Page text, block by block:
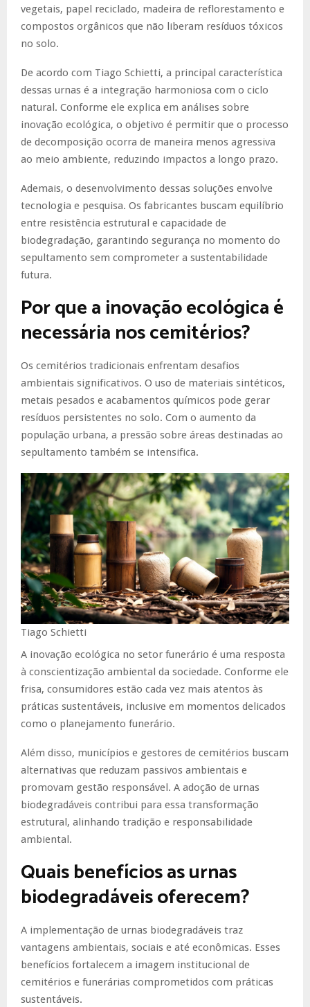
vegetais, papel reciclado, madeira de reflorestamento e
compostos orgânicos que não liberam resíduos tóxicos
no solo.
De acordo com Tiago Schietti, a principal característica
dessas urnas é a integração harmoniosa com o ciclo
natural. Conforme ele explica em análises sobre
inovação ecológica, o objetivo é permitir que o processo
de decomposição ocorra de maneira menos agressiva
ao meio ambiente, reduzindo impactos a longo prazo.
Ademais, o desenvolvimento dessas soluções envolve
tecnologia e pesquisa. Os fabricantes buscam equilíbrio
entre resistência estrutural e capacidade de
biodegradação, garantindo segurança no momento do
sepultamento sem comprometer a sustentabilidade
futura.
Por que a inovação ecológica é
necessária nos cemitérios?
Os cemitérios tradicionais enfrentam desafios
ambientais significativos. O uso de materiais sintéticos,
metais pesados e acabamentos químicos pode gerar
resíduos persistentes no solo. Com o aumento da
população urbana, a pressão sobre áreas destinadas ao
sepultamento também se intensifica.
Tiago Schietti
A inovação ecológica no setor funerário é uma resposta
à conscientização ambiental da sociedade. Conforme ele
frisa, consumidores estão cada vez mais atentos às
práticas sustentáveis, inclusive em momentos delicados
como o planejamento funerário.
Além disso, municípios e gestores de cemitérios buscam
alternativas que reduzam passivos ambientais e
promovam gestão responsável. A adoção de urnas
biodegradáveis contribui para essa transformação
estrutural, alinhando tradição e responsabilidade
ambiental.
Quais benefícios as urnas
biodegradáveis oferecem?
A implementação de urnas biodegradáveis traz
vantagens ambientais, sociais e até econômicas. Esses
benefícios fortalecem a imagem institucional de
cemitérios e funerárias comprometidos com práticas
sustentáveis.